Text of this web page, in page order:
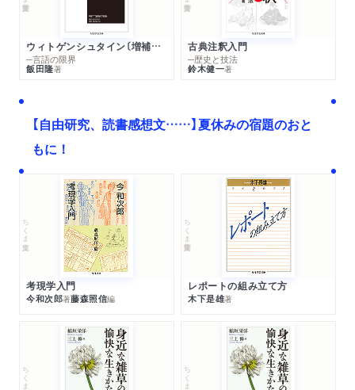
ウィトゲンシュタイン〔増補新版〕
─言語の限界
飯田隆著
古典注釈入門
─歴史と技法
鈴木健一著
【自由研究、読書感想文……】夏休みの宿題のおと
もに！
ちくま文庫
考現学入門
今和次郎著藤森照信編
ちくま学芸文庫
レポートの組み立て方
木下是雄著
ちくま文庫 ちくま文庫